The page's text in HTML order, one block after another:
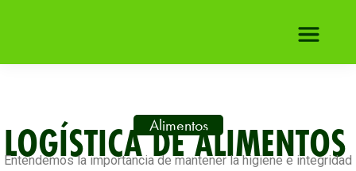
Alimentos
LOGÍSTICA DE ALIMENTOS
Entendemos la importancia de mantener la higiene e integridad